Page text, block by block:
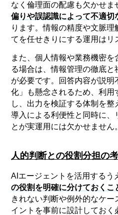
なく倫理面の配慮も欠かせま
偏りや誤認識によって不適切
ります。情報の精度や文脈
てを任せきりにする運用はリ
また、個人情報や業務機密
る場合は、情報管理の徹底
が必要です。回答内容が説明
化」も懸念されるため、利用
し、出力を検証する体制を整
導入による利便性と同時に、
とが実運用には欠かせません。
人的判断との役割分担の
AIエージェントを活用するう
の役割を明確に分けておくこ
きれない判断や例外的なケ
イントを事前に設計しておく